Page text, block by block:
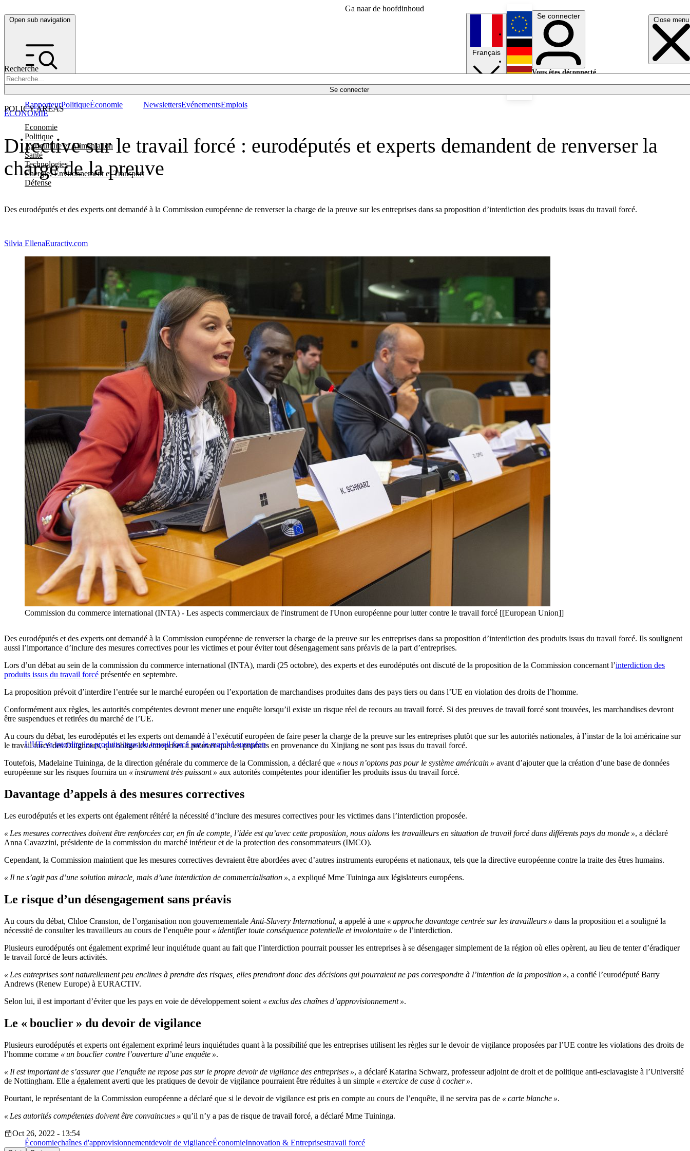
Ga naar de hoofdinhoud
Open sub navigation Close menu
Recherche
Se connecter
POLICY AREAS
Economie
Politique
Agriculture et Alimentation
Santé
Technologies
Energie, Environnement et Transport
Défense
RapporteurPolitiqueÉconomie NewslettersEvénementsEmplois
Français
English
Deutsch
Se connecter
Vous êtes déconnecté.
Directive sur le travail forcé : eurodéputés et experts demandent de renverser la
charge de la preuve
Des eurodéputés et des experts ont demandé à la Commission européenne de renverser la charge de la preuve sur les entreprises dans sa proposition d’interdiction des produits issus du travail forcé.
ÉCONOMIE
Silvia EllenaEuractiv.com
Commission du commerce international (INTA) - Les aspects commerciaux de l'instrument de l'Unon européenne pour lutter contre le travail forcé [[European Union]]
Des eurodéputés et des experts ont demandé à la Commission européenne de renverser la charge de la preuve sur les entreprises dans sa proposition d’interdiction des produits issus du travail forcé. Ils soulignent
aussi l’importance d’inclure des mesures correctives pour les victimes et pour éviter tout désengagement sans préavis de la part d’entreprises.
Lors d’un débat au sein de la commission du commerce international (INTA), mardi (25 octobre), des experts et des eurodéputés ont discuté de la proposition de la Commission concernant l’interdiction des
produits issus du travail forcé présentée en septembre.
La proposition prévoit d’interdire l’entrée sur le marché européen ou l’exportation de marchandises produites dans des pays tiers ou dans l’UE en violation des droits de l’homme.
Conformément aux règles, les autorités compétentes devront mener une enquête lorsqu’il existe un risque réel de recours au travail forcé. Si des preuves de travail forcé sont trouvées, les marchandises devront
être suspendues et retirées du marché de l’UE.
L’UE va interdire les produits issus du travail forcé sur le marché européen
Au cours du débat, les eurodéputés et les experts ont demandé à l’exécutif européen de faire peser la charge de la preuve sur les entreprises plutôt que sur les autorités nationales, à l’instar de la loi américaine sur
le travail forcé des Ouïghours, qui oblige les entreprises à prouver que les produits en provenance du Xinjiang ne sont pas issus du travail forcé.
Toutefois, Madelaine Tuininga, de la direction générale du commerce de la Commission, a déclaré que « nous n’optons pas pour le système américain » avant d’ajouter que la création d’une base de données
européenne sur les risques fournira un « instrument très puissant » aux autorités compétentes pour identifier les produits issus du travail forcé.
Davantage d’appels à des mesures correctives
Les eurodéputés et les experts ont également réitéré la nécessité d’inclure des mesures correctives pour les victimes dans l’interdiction proposée.
« Les mesures correctives doivent être renforcées car, en fin de compte, l’idée est qu’avec cette proposition, nous aidons les travailleurs en situation de travail forcé dans différents pays du monde », a déclaré
Anna Cavazzini, présidente de la commission du marché intérieur et de la protection des consommateurs (IMCO).
Cependant, la Commission maintient que les mesures correctives devraient être abordées avec d’autres instruments européens et nationaux, tels que la directive européenne contre la traite des êtres humains.
« Il ne s’agit pas d’une solution miracle, mais d’une interdiction de commercialisation », a expliqué Mme Tuininga aux législateurs européens.
Le risque d’un désengagement sans préavis
Au cours du débat, Chloe Cranston, de l’organisation non gouvernementale Anti-Slavery International, a appelé à une « approche davantage centrée sur les travailleurs » dans la proposition et a souligné la
nécessité de consulter les travailleurs au cours de l’enquête pour« identifier toute conséquence potentielle et involontaire » de l’interdiction.
Plusieurs eurodéputés ont également exprimé leur inquiétude quant au fait que l’interdiction pourrait pousser les entreprises à se désengager simplement de la région où elles opèrent, au lieu de tenter d’éradiquer
le travail forcé de leurs activités.
« Les entreprises sont naturellement peu enclines à prendre des risques, elles prendront donc des décisions qui pourraient ne pas correspondre à l’intention de la proposition », a confié l’eurodéputé Barry
Andrews (Renew Europe) à EURACTIV.
Selon lui, il est important d’éviter que les pays en voie de développement soient « exclus des chaînes d’approvisionnement ».
Le « bouclier » du devoir de vigilance
Plusieurs eurodéputés et experts ont également exprimé leurs inquiétudes quant à la possibilité que les entreprises utilisent les règles sur le devoir de vigilance proposées par l’UE contre les violations des droits de
l’homme comme « un bouclier contre l’ouverture d’une enquête ».
« Il est important de s’assurer que l’enquête ne repose pas sur le propre devoir de vigilance des entreprises », a déclaré Katarina Schwarz, professeur adjoint de droit et de politique anti-esclavagiste à l’Université
de Nottingham. Elle a également averti que les pratiques de devoir de vigilance pourraient être réduites à un simple « exercice de case à cocher ».
Pourtant, le représentant de la Commission européenne a déclaré que si le devoir de vigilance est pris en compte au cours de l’enquête, il ne servira pas de « carte blanche ».
« Les autorités compétentes doivent être convaincues » qu’il n’y a pas de risque de travail forcé, a déclaré Mme Tuininga.
Oct 26, 2022 - 13:54
Économiechaînes d'approvisionnementdevoir de vigilanceÉconomieInnovation & Entreprisestravail forcé